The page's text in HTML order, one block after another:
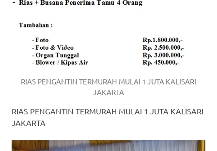
RIAS PENGANTIN TERMURAH MULAI 1 JUTA KALISARI
JAKARTA
RIAS PENGANTIN TERMURAH MULAI 1 JUTA KALISARI
JAKARTA